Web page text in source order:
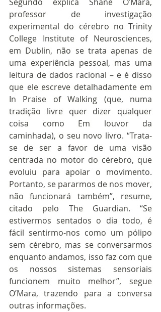
Segundo explica Shane O’Mara,
professor de investigação
experimental do cérebro no Trinity
College Institute of Neurosciences,
em Dublin, não se trata apenas de
uma experiência pessoal, mas uma
leitura de dados racional – e é disso
que ele escreve detalhadamente em
In Praise of Walking (que, numa
tradição livre quer dizer qualquer
coisa como Em louvor da
caminhada), o seu novo livro. “Trata-
se de ser a favor de uma visão
centrada no motor do cérebro, que
evoluiu para apoiar o movimento.
Portanto, se pararmos de nos mover,
não funcionará também”, resume,
citado pelo The Guardian. “Se
estivermos sentados o dia todo, é
fácil sentirmo-nos como um pólipo
sem cérebro, mas se conversarmos
enquanto andamos, isso faz com que
os nossos sistemas sensoriais
funcionem muito melhor”, segue
O’Mara, trazendo para a conversa
outras informações.